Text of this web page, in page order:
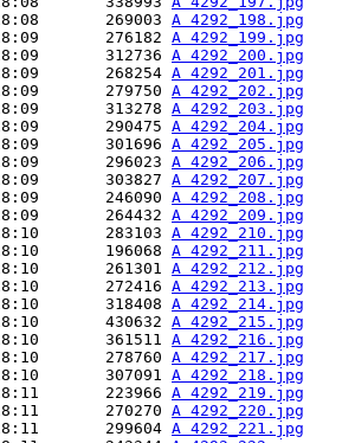
269003
A 4292_198.jpg
276182
A 4292_199.jpg
312736
A 4292_200.jpg
268254
A 4292_201.jpg
279750
A 4292_202.jpg
313278
A 4292_203.jpg
290475
A 4292_204.jpg
301696
A 4292_205.jpg
296023
A 4292_206.jpg
303827
A 4292_207.jpg
246090
A 4292_208.jpg
264432
A 4292_209.jpg
283103
A 4292_210.jpg
196068
A 4292_211.jpg
261301
A 4292_212.jpg
272416
A 4292_213.jpg
318408
A 4292_214.jpg
430632
A 4292_215.jpg
361511
A 4292_216.jpg
278760
A 4292_217.jpg
307091
A 4292_218.jpg
223966
A 4292_219.jpg
270270
A 4292_220.jpg
299604
A 4292_221.jpg